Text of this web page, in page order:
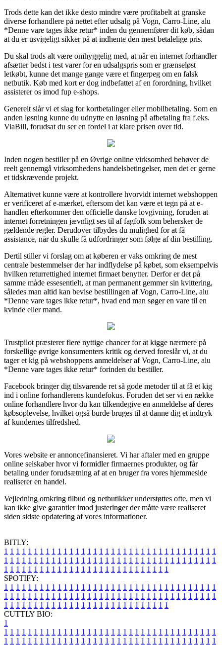
Trods dette kan det ikke desto mindre være profitabelt at granske
diverse forhandlere på nettet efter udsalg på Vogn, Carro-Line, alu
*Denne vare tages ikke retur* inden du gennemfører dit køb, sådan
at du er usvigeligt sikker på at indhente den mest betalelige pris.
Du skal trods alt være omhyggelig med, at når en internet forhandler
afsætter bedst i test varer for en udsalgspris som er grænseløst
letkøbt, kunne det mange gange være et fingerpeg om en falsk
netbutik. Køb med kort er dog indbefattet af en forordning, hvilket
assisterer os imod fup e-shops.
Generelt slår vi et slag for kortbetalinger eller mobilbetaling. Som en
anden løsning kunne du udnytte en løsning på afbetaling fra f.eks.
ViaBill, forudsat du ser en fordel i at klare prisen over tid.
Inden nogen bestiller på en Øvrige online virksomhed behøver de
reelt gennemgå virksomhedens handelsbetingelser, men det er gerne
et tidskrævende projekt.
Alternativet kunne være at kontrollere hvorvidt internet webshoppen
er verificeret af e-mærket, eftersom det kan være et tegn på at e-
handlen efterkommer den officielle danske lovgivning, foruden at
internet forretningen jævnligt ses til af fagfolk som behersker de
gældende regler. Derudover tilbydes du mulighed for at få
assistance, når du skulle få udfordringer som følge af din bestilling.
Dertil stiller vi forslag om at køberen er vaks omkring de mest
centrale bestemmelser der har indflydelse på købet, som eksempelvis
hvilken returrettighed internet firmaet benytter. Derfor er det på
samme måde essesentielt, at man permanent gemmer sin kvittering,
således man altid kan bevise bestillingen af Vogn, Carro-Line, alu
*Denne vare tages ikke retur*, hvad end man søger en vare til en
kvinde eller mand.
Trustpilot præsterer flere nyttige chancer for at kigge nærmere på
forskellige øvrige konsumenters kritik og derved foreslår vi, at du
tager et kig på webshoppens anmeldelser af Vogn, Carro-Line, alu
*Denne vare tages ikke retur* forinden du bestiller.
Facebook bringer dig tilsvarende ret så gode metoder til at få et kig
ind i online forhandlerens kundefokus. Foruden det ser vi en række
online forhandlere hvor du kan tilkendegive en anmeldelse af deres
købsoplevelse, hvilket også burde bruges til at danne dig et indtryk
af kundernes tilfredshed.
Vores website er annoncefinansieret. Vi har aftaler med en gruppe
online selskaber hvor vi formidler firmaernes produkter, og får
betaling under forudsætning af at en bruger fra vores hjemmeside
realiserer en handel.
Vejledning omkring tilbud og netbutikker understøttes ofte, men vi
kan ikke give garantier imod justeringer der måtte være realiseret
siden sidste opdatering af vores informationer.
BITLY:
1 1 1 1 1 1 1 1 1 1 1 1 1 1 1 1 1 1 1 1 1 1 1 1 1 1 1 1 1 1 1 1 1 1 1 1
1 1 1 1 1 1 1 1 1 1 1 1 1 1 1 1 1 1 1 1 1 1 1 1 1 1 1 1 1 1 1 1 1 1 1 1
1 1 1 1 1 1 1 1 1 1 1 1 1 1 1 1 1 1 1 1 1 1 1 1 1 1 1 1
SPOTIFY:
1 1 1 1 1 1 1 1 1 1 1 1 1 1 1 1 1 1 1 1 1 1 1 1 1 1 1 1 1 1 1 1 1 1 1 1
1 1 1 1 1 1 1 1 1 1 1 1 1 1 1 1 1 1 1 1 1 1 1 1 1 1 1 1 1 1 1 1 1 1 1 1
1 1 1 1 1 1 1 1 1 1 1 1 1 1 1 1 1 1 1 1 1 1 1 1 1 1 1 1
CUTTLY BIO:
1
1 1 1 1 1 1 1 1 1 1 1 1 1 1 1 1 1 1 1 1 1 1 1 1 1 1 1 1 1 1 1 1 1 1 1 1
1 1 1 1 1 1 1 1 1 1 1 1 1 1 1 1 1 1 1 1 1 1 1 1 1 1 1 1 1 1 1 1 1 1 1 1